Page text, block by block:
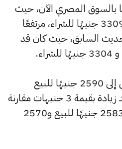
عيار 18 ارتفاعًا بالسوق المصري الآن، حيث
بلغ 3330 جنيهًا للبيع و3309 جنيهًا للشراء، مرتفعًا
التحديث السابق، حيث كان قد
وارتفع سعر عيار 14 ليصل إلى 2590 جنيهًا للبيع
و2573 جنيهًا للشراء، بعد زيادة بقيمة 3 جنيهات مقارنة
بالسعر السابق الذي بلغ 2583 جنيهًا للبيع و2570